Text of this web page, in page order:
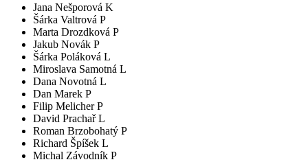
Jana Nešporová K
Šárka Valtrová P
Marta Drozdková P
Jakub Novák P
Šárka Poláková L
Miroslava Samotná L
Dana Novotná L
Dan Marek P
Filip Melicher P
David Prachař L
Roman Brzobohatý P
Richard Špíšek L
Michal Závodník P